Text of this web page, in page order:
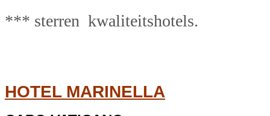
*** sterren kwaliteitshotels.
HOTEL MARINELLA